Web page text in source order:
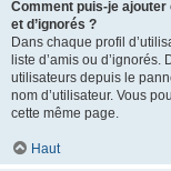
Comment puis-je
et d’ignorés ?
Dans chaque profil
liste d’amis ou
utilisateurs depuis le
nom d’utilisateur. Vous
cette même page.
Haut